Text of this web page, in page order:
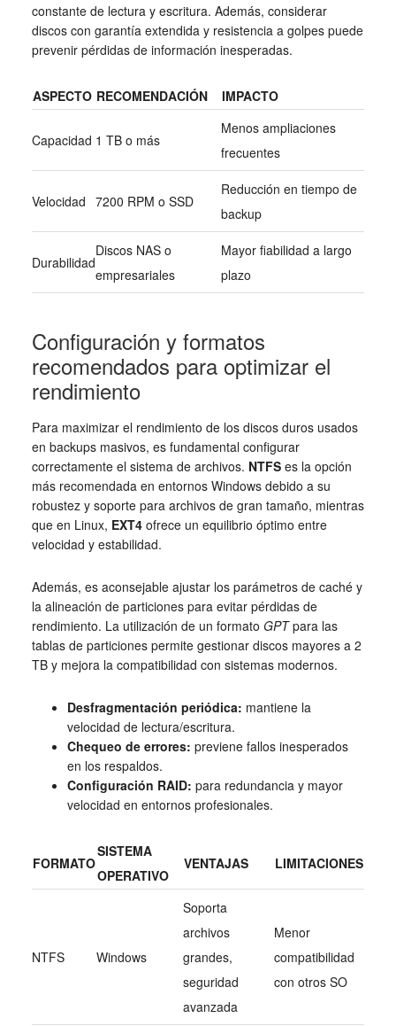
constante de lectura y escritura. Además, considerar
discos con garantía extendida y resistencia a golpes puede
prevenir pérdidas de información inesperadas.
ASPECTO RECOMENDACIÓN IMPACTO
Capacidad 1 TB o más
Menos ampliaciones
frecuentes
Velocidad 7200 RPM o SSD
Reducción en tiempo de
backup
Durabilidad
Discos NAS o
empresariales
Mayor fiabilidad a largo
plazo
Configuración y formatos
recomendados para optimizar el
rendimiento
Para maximizar el rendimiento de los discos duros usados
en backups masivos, es fundamental configurar
correctamente el sistema de archivos. NTFSes la opción
más recomendada en entornos Windows debido a su
robustez y soporte para archivos de gran tamaño, mientras
que en Linux, EXT4ofrece un equilibrio óptimo entre
velocidad y estabilidad.
Además, es aconsejable ajustar los parámetros de caché y
la alineación de particiones para evitar pérdidas de
rendimiento. La utilización de un formato GPTpara las
tablas de particiones permite gestionar discos mayores a 2
TB y mejora la compatibilidad con sistemas modernos.
Desfragmentación periódica: mantiene la
velocidad de lectura/escritura.
Chequeo de errores: previene fallos inesperados
en los respaldos.
Configuración RAID: para redundancia y mayor
velocidad en entornos profesionales.
FORMATO
SISTEMA
OPERATIVO
VENTAJAS LIMITACIONES
NTFS Windows
Soporta
archivos
grandes,
seguridad
avanzada
Menor
compatibilidad
con otros SO